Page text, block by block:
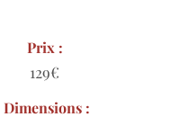
Prix :
129€
Dimensions :